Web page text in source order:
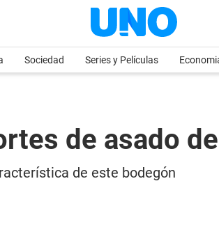
Sociedad Series y Películas
de asado
de este bodegón